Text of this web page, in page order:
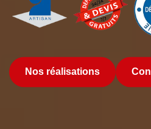
Nos réalisations